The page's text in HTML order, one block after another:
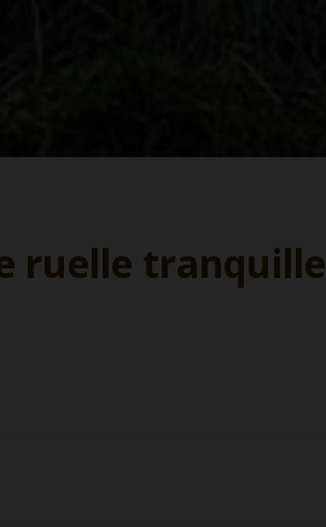
ruelle tranquille